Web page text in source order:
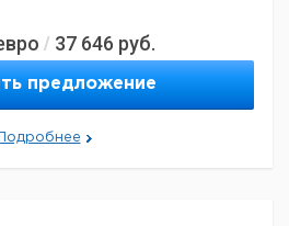
/ 37 646 руб.
предложение
Подробнее